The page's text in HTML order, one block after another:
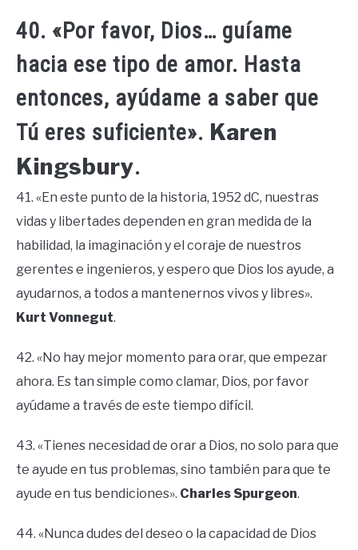
40. «Por favor, Dios… guíame
hacia ese tipo de amor. Hasta
entonces, ayúdame a saber que
Tú eres suficiente». Karen
Kingsbury.
41. «En este punto de la historia, 1952 dC, nuestras
vidas y libertades dependen en gran medida de la
habilidad, la imaginación y el coraje de nuestros
gerentes e ingenieros, y espero que Dios los ayude, a
ayudarnos, a todos a mantenernos vivos y libres».
Kurt Vonnegut.
42. «No hay mejor momento para orar, que empezar
ahora. Es tan simple como clamar, Dios, por favor
ayúdame a través de este tiempo difícil.
43. «Tienes necesidad de orar a Dios, no solo para que
te ayude en tus problemas, sino también para que te
ayude en tus bendiciones». Charles Spurgeon.
44. «Nunca dudes del deseo o la capacidad de Dios